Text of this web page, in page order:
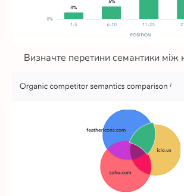
Визначте перетини семантики між